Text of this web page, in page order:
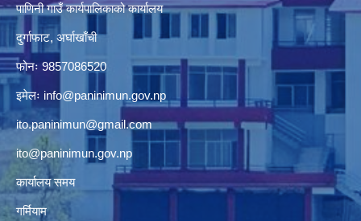
दुर्गाफाट, अर्घाखाँची
फोनः 9857086520
इमेलः info@paninimun.gov.np
ito.paninimun@gmail.com
ito@paninimun.gov.np
कार्यालय समय
गर्मियाम